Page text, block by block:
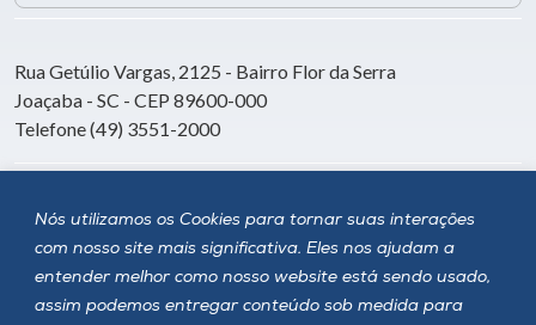
Nós utilizamos os Cookies para tornar suas interações
com nosso site mais significativa. Eles nos ajudam a
entender melhor como nosso website está sendo usado,
assim podemos entregar conteúdo sob medida para
Rua Getúlio Vargas, 2125 - Bairro Flor da Serra
Joaçaba - SC - CEP 89600-000
Telefone (49) 3551-2000
Siga a Unoesc